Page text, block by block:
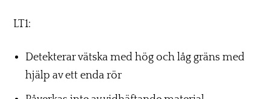
LT1:
Detekterar vätska med hög och låg gräns med
hjälp av ett enda rör